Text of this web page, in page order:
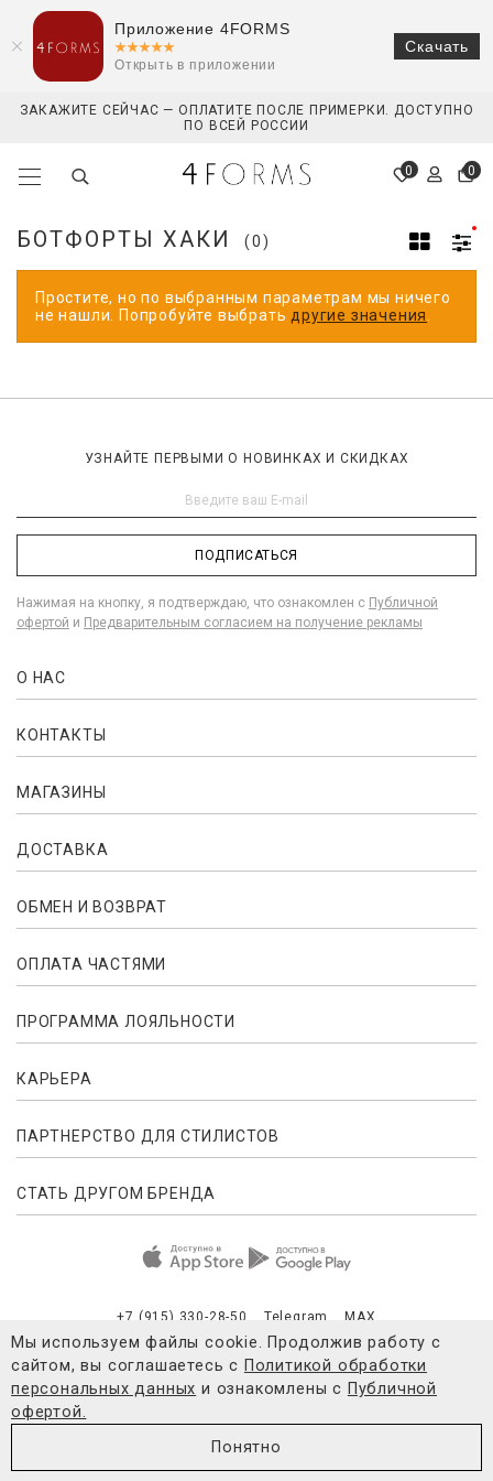
ЗАКАЖИТЕ СЕЙЧАС — ОПЛАТИТЕ ПОСЛЕ ПРИМЕРКИ. ДОСТУПНО
ПО ВСЕЙ РОССИИ
0 0
БОТФОРТЫ ХАКИ (0)
Простите, но по выбранным параметрам мы ничего
не нашли. Попробуйте выбрать другие значения
УЗНАЙТЕ ПЕРВЫМИ О НОВИНКАХ И СКИДКАХ
ПОДПИСАТЬСЯ
Нажимая на кнопку, я подтверждаю, что ознакомлен с Публичной
офертой и Предварительным согласием на получение рекламы
О НАС
КОНТАКТЫ
МАГАЗИНЫ
ДОСТАВКА
ОБМЕН И ВОЗВРАТ
ОПЛАТА ЧАСТЯМИ
ПРОГРАММА ЛОЯЛЬНОСТИ
КАРЬЕРА
ПАРТНЕРСТВО ДЛЯ СТИЛИСТОВ
СТАТЬ ДРУГОМ БРЕНДА
+7 (915) 330-28-50 Telegram MAX
Согласие на обработку персональных
© 2021-2026 4FORMS
Приложение 4FORMS
Открыть в приложении
Скачать
Мы используем файлы cookie. Продолжив работу с
сайтом, вы соглашаетесь с Политикой обработки
персональных данных и ознакомлены с Публичной
офертой.
Понятно